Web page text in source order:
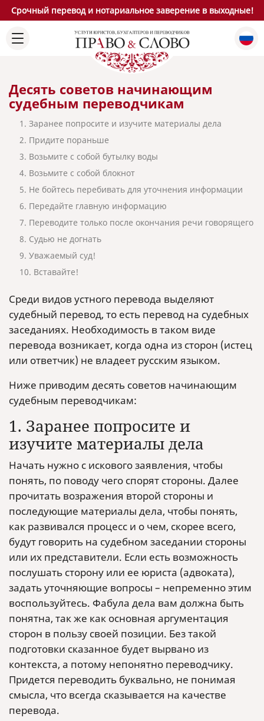
Срочный перевод и нотариальное заверение в выходные!
Десять советов начинающим
судебным переводчикам
1. Заранее попросите и изучите материалы дела
2. Придите пораньше
3. Возьмите с собой бутылку воды
4. Возьмите с собой блокнот
5. Не бойтесь перебивать для уточнения информации
6. Передайте главную информацию
7. Переводите только после окончания речи говорящего
8. Судью не догнать
9. Уважаемый суд!
10. Вставайте!
Среди видов устного перевода выделяют
судебный перевод, то есть перевод на судебных
заседаниях. Необходимость в таком виде
перевода возникает, когда одна из сторон (истец
или ответчик) не владеет русским языком.
Ниже приводим десять советов начинающим
судебным переводчикам:
1. Заранее попросите и
изучите материалы дела
Начать нужно с искового заявления, чтобы
понять, по поводу чего спорят стороны. Далее
прочитать возражения второй стороны и
последующие материалы дела, чтобы понять,
как развивался процесс и о чем, скорее всего,
будут говорить на судебном заседании стороны
или их представители. Если есть возможность
послушать сторону или ее юриста (адвоката),
задать уточняющие вопросы – непременно этим
воспользуйтесь. Фабула дела вам должна быть
понятна, так же как основная аргументация
сторон в пользу своей позиции. Без такой
подготовки сказанное будет вырвано из
контекста, а потому непонятно переводчику.
Придется переводить буквально, не понимая
смысла, что всегда сказывается на качестве
перевода.